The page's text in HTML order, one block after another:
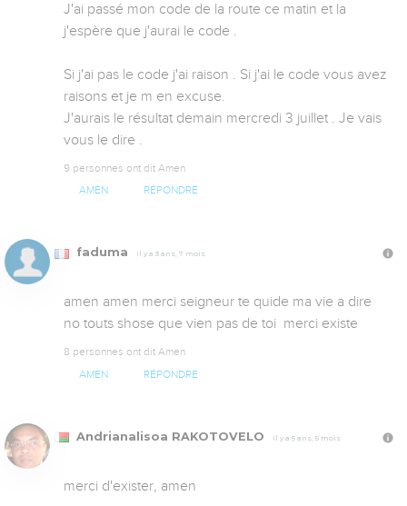
J'ai passé mon code de la route ce matin et la
j'espère que j'aurai le code .
Si j'ai pas le code j'ai raison . Si j'ai le code vous avez
raisons et je m en excuse.
J'aurais le résultat demain mercredi 3 juillet . Je vais
vous le dire .
9 personnes ont dit Amen
AMEN RÉPONDRE
faduma Il y a 3 ans, 7 mois
amen amen merci seigneur te quide ma vie a dire
no touts shose que vien pas de toi  merci existe
8 personnes ont dit Amen
AMEN RÉPONDRE
Andrianalisoa RAKOTOVELO Il y a 5 ans, 5 mois
merci d'exister, amen